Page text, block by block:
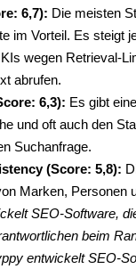
6,7): Die meisten
im Vorteil. Es steigt
wegen Retrieval-
abrufen.
6,3): Es gibt
und oft auch den
Suchanfrage.
(Score: 5,8):
Marken, Personen
SEO-Software,
beim
entwickelt SEO-